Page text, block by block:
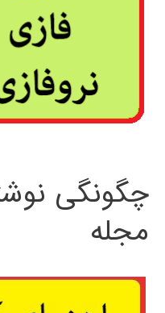
چگونگی
مجله